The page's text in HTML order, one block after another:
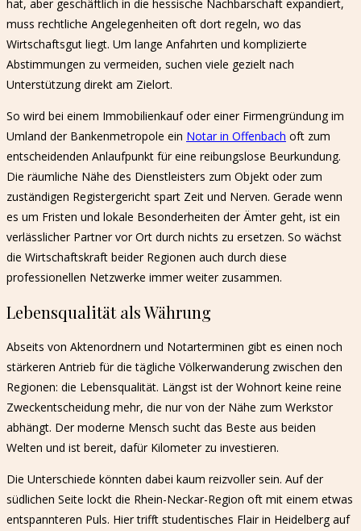
hat, aber geschäftlich in die hessische Nachbarschaft expandiert,
muss rechtliche Angelegenheiten oft dort regeln, wo das
Wirtschaftsgut liegt. Um lange Anfahrten und komplizierte
Abstimmungen zu vermeiden, suchen viele gezielt nach
Unterstützung direkt am Zielort.
So wird bei einem Immobilienkauf oder einer Firmengründung im
Umland der Bankenmetropole ein Notar in Offenbach oft zum
entscheidenden Anlaufpunkt für eine reibungslose Beurkundung.
Die räumliche Nähe des Dienstleisters zum Objekt oder zum
zuständigen Registergericht spart Zeit und Nerven. Gerade wenn
es um Fristen und lokale Besonderheiten der Ämter geht, ist ein
verlässlicher Partner vor Ort durch nichts zu ersetzen. So wächst
die Wirtschaftskraft beider Regionen auch durch diese
professionellen Netzwerke immer weiter zusammen.
Lebensqualität als Währung
Abseits von Aktenordnern und Notarterminen gibt es einen noch
stärkeren Antrieb für die tägliche Völkerwanderung zwischen den
Regionen: die Lebensqualität. Längst ist der Wohnort keine reine
Zweckentscheidung mehr, die nur von der Nähe zum Werkstor
abhängt. Der moderne Mensch sucht das Beste aus beiden
Welten und ist bereit, dafür Kilometer zu investieren.
Die Unterschiede könnten dabei kaum reizvoller sein. Auf der
südlichen Seite lockt die Rhein-Neckar-Region oft mit einem etwas
entspannteren Puls. Hier trifft studentisches Flair in Heidelberg auf